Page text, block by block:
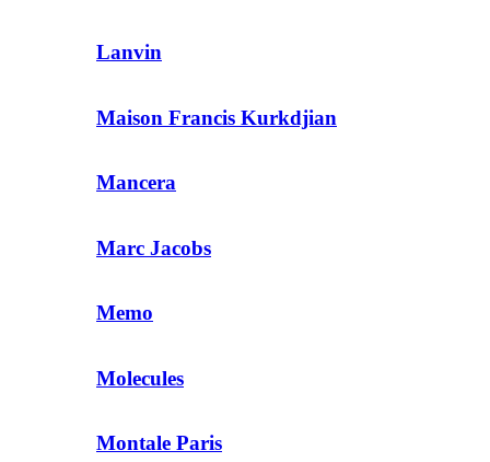
Lanvin
Maison Francis Kurkdjian
Mancera
Marc Jacobs
Memo
Molecules
Montale Paris